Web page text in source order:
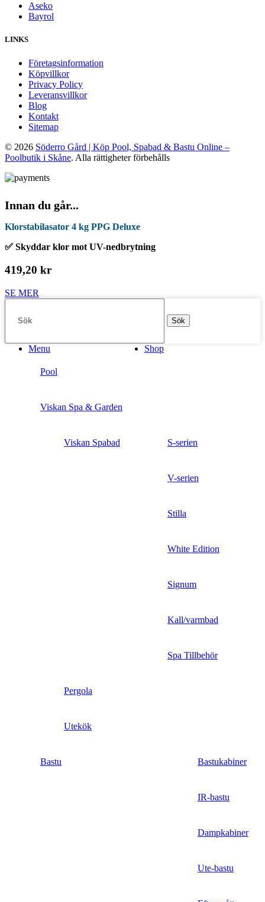
Aseko
Bayrol
LINKS
Företagsinformation
Köpvillkor
Privacy Policy
Leveransvillkor
Blog
Kontakt
Sitemap
© 2026 Söderro Gård | Köp Pool, Spabad & Bastu Online –
Poolbutik i Skåne. Alla rättigheter förbehålls
Innan du går...
Klorstabilasator 4 kg PPG Deluxe
✅ Skyddar klor mot UV-nedbrytning
419,20 kr
SE MER
Sök
Menu Shop
Pool
Viskan Spa & Garden
Viskan Spabad S-serien
V-serien
Stilla
White Edition
Signum
Kall/varmbad
Spa Tillbehör
Pergola
Utekök
Bastu Bastukabiner
IR-bastu
Dampkabiner
Ute-bastu